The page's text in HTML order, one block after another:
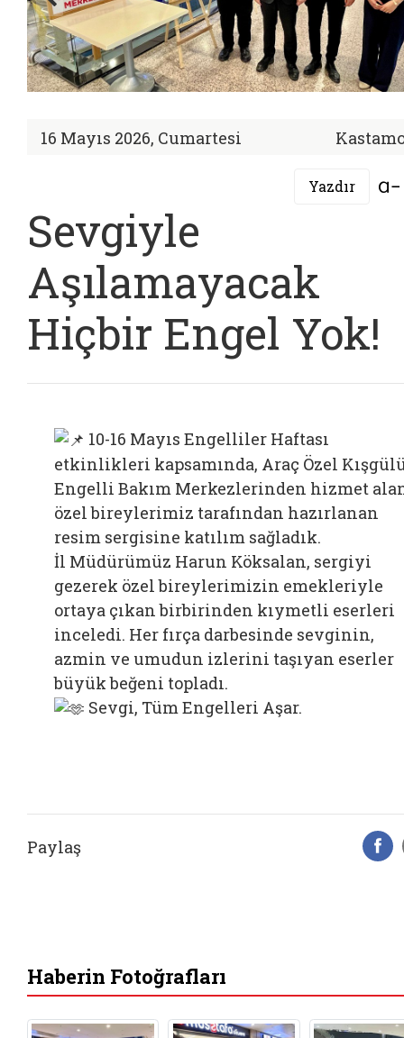
16 Mayıs 2026, Cumartesi
Yazdır
Sevgiyle
Aşılamayacak
Hiçbir Engel Yok!
10-16 Mayıs Engelliler Haftası
etkinlikleri kapsamında, Araç Özel
Engelli Bakım Merkezlerinden hizmet
özel bireylerimiz tarafından hazırlanan
resim sergisine katılım sağladık.
İl Müdürümüz Harun Köksalan, sergiyi
gezerek özel bireylerimizin emekleriyle
ortaya çıkan birbirinden kıymetli eserleri
inceledi. Her fırça darbesinde sevginin,
azmin ve umudun izlerini taşıyan eserler
büyük beğeni topladı.
Sevgi, Tüm Engelleri Aşar.
Paylaş
Haberin Fotoğrafları